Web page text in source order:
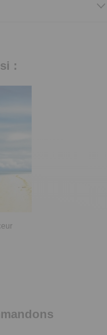
: